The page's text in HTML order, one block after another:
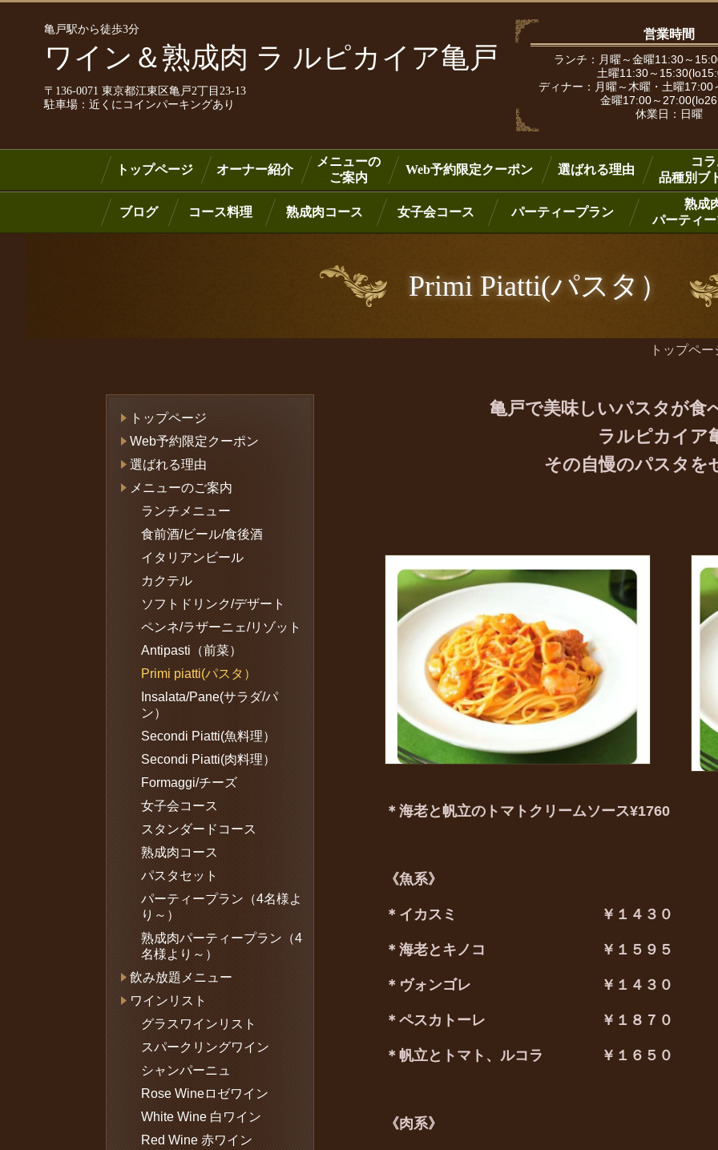
亀戸駅から徒歩3分
ワイン＆熟成肉 ラ ルピカイア亀戸
〒136-0071 東京都江東区亀戸2丁目23-13
駐車場：近くにコインパーキングあり
営業時間
ランチ：月曜～金曜11:30～
土曜11:30～
ディナー：月曜～木曜・土曜
金曜17:00～
休業日：日曜
トップページ オーナー紹介
メニューの
ご案内
Web予約限定クーポン 選ばれる理由
コ
品種別ブ
ブログ コース料理 熟成肉コース 女子会コース パーティープラン
熟成
パーティ
Primi Piatti(パスタ）
トップペー
亀戸で美味しいパスタが食
ラルピカイア
その自慢のパスタを
＊海老と帆立のトマトクリームソース¥1760
《魚系》
＊イカスミ ￥１４３０
＊海老とキノコ ￥１５９５
＊ヴォンゴレ ￥１４３０
＊ペスカトーレ ￥１８７０
＊帆立とトマト、ルコラ ￥１６５０
《肉系》
トップページ
Web予約限定クーポン
選ばれる理由
メニューのご案内
ランチメニュー
食前酒/ビール/食後酒
イタリアンビール
カクテル
ソフトドリンク/デザート
ペンネ/ラザーニェ/リゾット
Antipasti（前菜）
Primi piatti(パスタ）
Insalata/Pane(サラダ/パ
ン）
Secondi Piatti(魚料理）
Secondi Piatti(肉料理）
Formaggi/チーズ
女子会コース
スタンダードコース
熟成肉コース
パスタセット
パーティープラン（4名様よ
り～）
熟成肉パーティープラン（4
名様より～）
飲み放題メニュー
ワインリスト
グラスワインリスト
スパークリングワイン
シャンパーニュ
Rose Wineロゼワイン
White Wine 白ワイン
Red Wine 赤ワイン